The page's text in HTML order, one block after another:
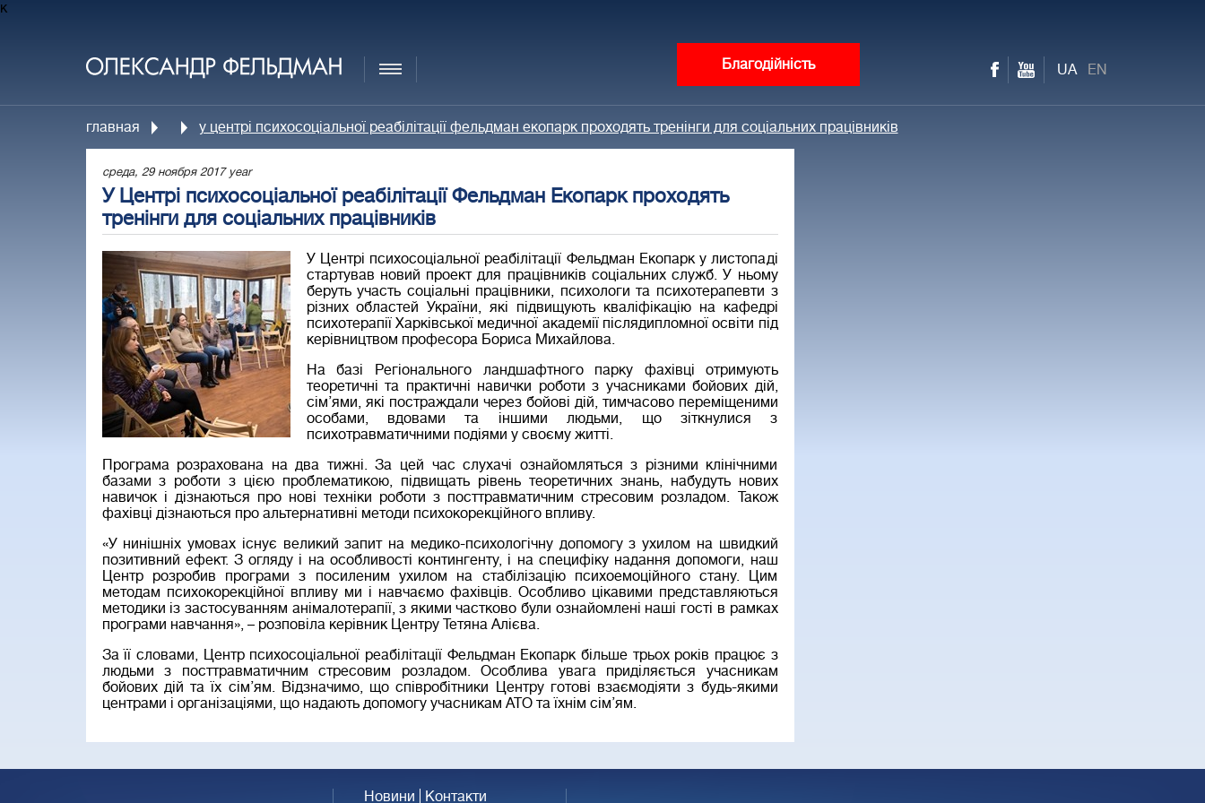
к
Благодійність UA EN
главная у центрі психосоціальної реабілітації фельдман екопарк проходять тренінги для соціальних працівників
среда, 29 ноября 2017 year
У Центрі психосоціальної реабілітації Фельдман Екопарк проходять
тренінги для соціальних працівників
У Центрі психосоціальної реабілітації Фельдман Екопарк у листопаді
стартував новий проект для працівників соціальних служб. У ньому
беруть участь соціальні працівники, психологи та психотерапевти з
різних областей України, які підвищують кваліфікацію на кафедрі
психотерапії Харківської медичної академії післядипломної освіти під
керівництвом професора Бориса Михайлова.
На базі Регіонального ландшафтного парку фахівці отримують
теоретичні та практичні навички роботи з учасниками бойових дій,
сім’ями, які постраждали через бойові дій, тимчасово переміщеними
особами, вдовами та іншими людьми, що зіткнулися з
психотравматичними подіями у своєму житті.
Програма розрахована на два тижні. За цей час слухачі ознайомляться з різними клінічними
базами з роботи з цією проблематикою, підвищать рівень теоретичних знань, набудуть нових
навичок і дізнаються про нові техніки роботи з посттравматичним стресовим розладом. Також
фахівці дізнаються про альтернативні методи психокорекційного впливу.
«У нинішніх умовах існує великий запит на медико-психологічну допомогу з ухилом на швидкий
позитивний ефект. З огляду і на особливості контингенту, і на специфіку надання допомоги, наш
Центр розробив програми з посиленим ухилом на стабілізацію психоемоційного стану. Цим
методам психокорекційної впливу ми і навчаємо фахівців. Особливо цікавими представляються
методики із застосуванням анімалотерапії, з якими частково були ознайомлені наші гості в рамках
програми навчання», – розповіла керівник Центру Тетяна Алієва.
За її словами, Центр психосоціальної реабілітації Фельдман Екопарк більше трьох років працює з
людьми з посттравматичним стресовим розладом. Особлива увага приділяється учасникам
бойових дій та їх сім’ям. Відзначимо, що співробітники Центру готові взаємодіяти з будь-якими
центрами і організаціями, що надають допомогу учасникам АТО та їхнім сім’ям.
Новини Контакти